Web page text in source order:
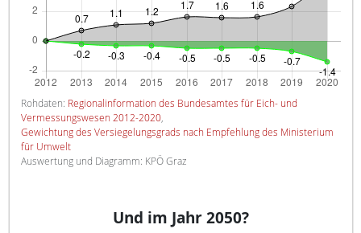
Rohdaten: Regionalinformation des Bundesamtes für Eich- und
Vermessungswesen 2012-2020,
Gewichtung des Versiegelungsgrads nach Empfehlung des Ministerium
für Umwelt
Auswertung und Diagramm: KPÖ Graz
Und im Jahr 2050?